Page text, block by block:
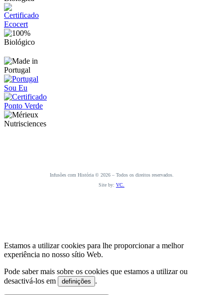
Infusões com História © 2026 – Todos os direitos reservados.
Site by: VC.
Estamos a utilizar cookies para lhe proporcionar a melhor
experiência no nosso sítio Web.
Pode saber mais sobre os cookies que estamos a utilizar ou
desactivá-los em
definições .